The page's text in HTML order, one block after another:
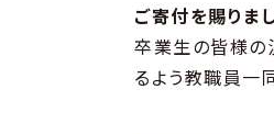
ご寄付を賜りま
卒業生の皆様の
るよう教職員一